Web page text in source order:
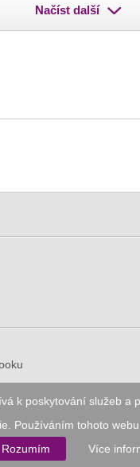
k poskytování služeb a
Používáním tohoto
Rozumím
Více
Načíst další
společnost je členem
(APEK)